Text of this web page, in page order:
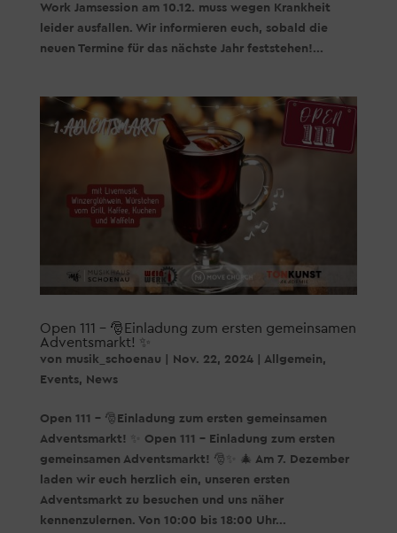
Work Jamsession am 10.12. muss wegen Krankheit
leider ausfallen. Wir informieren euch, sobald die
neuen Termine für das nächste Jahr feststehen!...
Open 111 – 🎅Einladung zum ersten gemeinsamen
Adventsmarkt! ✨
von musik_schoenau Nov. 22, 2024| Allgemein,
Events, News
Open 111 – 🎅Einladung zum ersten gemeinsamen
Adventsmarkt! ✨ Open 111 – Einladung zum ersten
gemeinsamen Adventsmarkt! 🎅✨ 🎄 Am 7. Dezember
laden wir euch herzlich ein, unseren ersten
Adventsmarkt zu besuchen und uns näher
kennenzulernen. Von 10:00 bis 18:00 Uhr...